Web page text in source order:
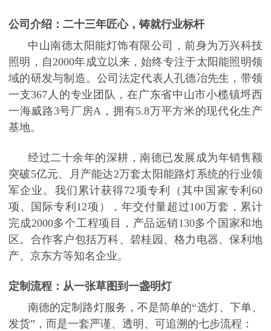
公司介绍：二十三年匠心，铸就行业标杆
中山南德太阳能灯饰有限公司，前身为万兴科技
照明，自 2000年成立以来，始终专注于太阳能照明领
域的研发与制造。公司法定代表人孔德冶先生，带领
一支367人的专业团队，在广东省中山市小榄镇埒西
一海威路3号厂房A，拥有5.8万平方米的现代化生产
基地。
经过二十余年的深耕，南德已发展成为年销售额
突破5亿元、月产能达2万套太阳能路灯系统的行业领
军企业。我们累计获得72项专利（其中国家专利60
项、国际专利12项），年交付量超过100万套，累计
完成2000多个工程项目，产品远销130多个国家和地
区。合作客户包括万科、碧桂园、格力电器、保利地
产、京东方等知名企业。
定制流程：从一张草图到一盏明灯
南德的定制路灯服务，不是简单的“选灯、下单、
发货”，而是一套严谨、透明、可追溯的七步流程：